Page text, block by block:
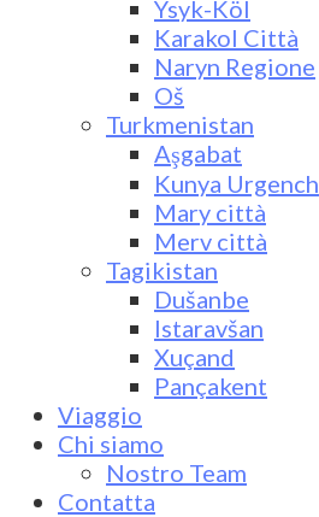
Ysyk-Köl
Karakol Città
Naryn Regione
Oš
Turkmenistan
Aşgabat
Kunya Urgench
Mary città
Merv città
Tagikistan
Dušanbe
Istaravšan
Xuçand
Pançakent
Viaggio
Chi siamo
Nostro Team
Contatta